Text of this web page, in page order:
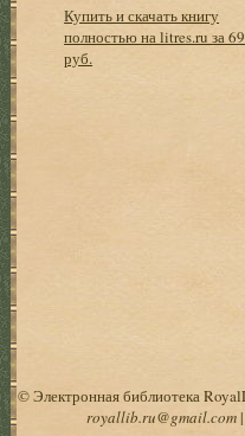
Купить и скачать книгу
полностью на litres.ru за
руб.
© Электронная библиотека
royallib.ru@gmail.com|